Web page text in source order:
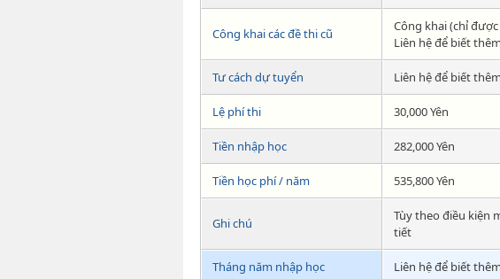
Công khai các đề thi cũ
Công khai (chỉ
Liên hệ để biết
Tư cách dự tuyển Liên hệ để biết
Lệ phí thi 30,000 Yên
Tiền nhập học 282,000 Yên
Tiền học phí / năm 535,800 Yên
Ghi chú
Tùy theo điều kiện
tiết
Tháng năm nhập học Liên hệ để biết